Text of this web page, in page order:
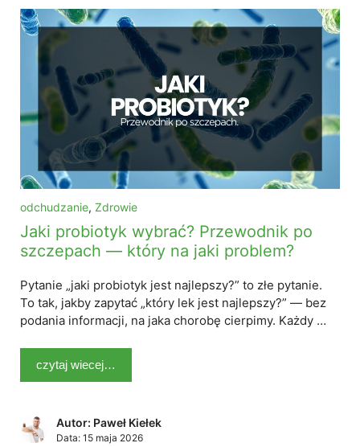
odchudzanie, Zdrowie
Jaki probiotyk wybrać? Przewodnik po
szczepach — który na jaki problem?
Pytanie „jaki probiotyk jest najlepszy?” to złe pytanie.
To tak, jakby zapytać „który lek jest najlepszy?” — bez
podania informacji, na jaka chorobę cierpimy. Każdy …
czytaj wiecej…
Autor: Paweł Kiełek
Data: 15 maja 2026